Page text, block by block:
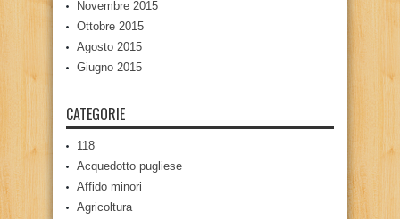
Novembre 2015
Ottobre 2015
Agosto 2015
Giugno 2015
CATEGORIE
118
Acquedotto pugliese
Affido minori
Agricoltura